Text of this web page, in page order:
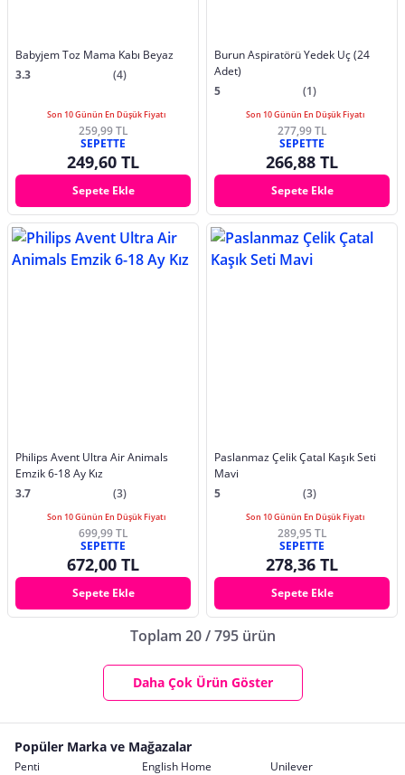
Babyjem Toz Mama Kabı Beyaz
3.3
(4)
Son 10 Günün En Düşük Fiyatı
259,99 TL
SEPETTE
249,60 TL
Sepete Ekle
Burun Aspiratörü Yedek Uç (24
Adet)
5
(1)
Son 10 Günün En Düşük Fiyatı
277,99 TL
SEPETTE
266,88 TL
Sepete Ekle
Philips Avent Ultra Air Animals
Emzik 6-18 Ay Kız
3.7
(3)
Son 10 Günün En Düşük Fiyatı
699,99 TL
SEPETTE
672,00 TL
Sepete Ekle
Paslanmaz Çelik Çatal Kaşık Seti
Mavi
5
(3)
Son 10 Günün En Düşük Fiyatı
289,95 TL
SEPETTE
278,36 TL
Sepete Ekle
Toplam 20 / 795 ürün
Daha Çok Ürün Göster
Popüler Marka ve Mağazalar
Penti English Home Unilever